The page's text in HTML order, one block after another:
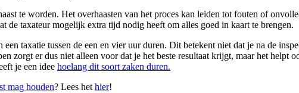
te worden. Het overhaasten van het proces kan leiden tot fouten of
de taxateur mogelijk extra tijd nodig heeft om alles goed in kaart te brengen.
taxatie tussen de een en vier uur duren. Dit betekent niet dat je na de
zorgt er dus niet alleen voor dat je het beste resultaat krijgt, maar het helpt
je een idee hoelang dit soort zaken duren.
mag houden? Lees het hier!